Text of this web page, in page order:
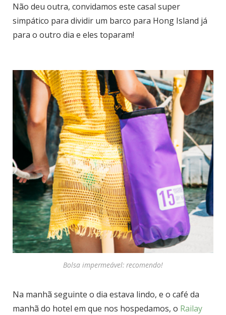
Não deu outra, convidamos este casal super
simpático para dividir um barco para Hong Island já
para o outro dia e eles toparam!
Bolsa impermeável: recomendo!
Na manhã seguinte o dia estava lindo, e o café da
manhã do hotel em que nos hospedamos, o Railay